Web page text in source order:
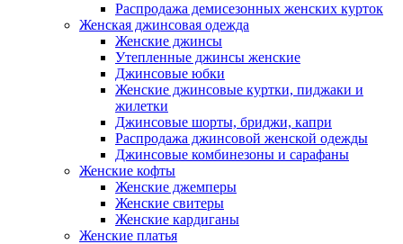
Распродажа демисезонных женских курток
Женская джинсовая одежда
Женские джинсы
Утепленные джинсы женские
Джинсовые юбки
Женские джинсовые куртки, пиджаки и
жилетки
Джинсовые шорты, бриджи, капри
Распродажа джинсовой женской одежды
Джинсовые комбинезоны и сарафаны
Женские кофты
Женские джемперы
Женские свитеры
Женские кардиганы
Женские платья